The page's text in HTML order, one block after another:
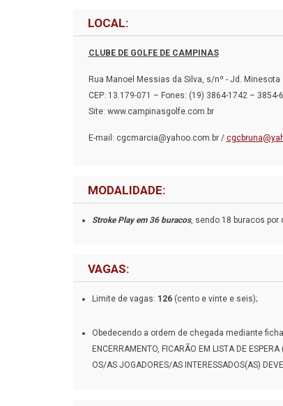
LOCAL:
CLUBE DE GOLFE DE CAMPINAS
Rua Manoel Messias da Silva, s/nº - Jd. Minesota
CEP: 13.179-071 – Fones: (19) 3864-1742 – 3854-
Site: www.campinasgolfe.com.br
E-mail: cgcmarcia@yahoo.com.br /
MODALIDADE:
Stroke Play em 36 buracos, sendo 18 buracos por
VAGAS:
Limite de vagas: 126(cento e vinte e seis);
Obedecendo a ordem de chegada mediante ficha e
ENCERRAMENTO, FICARÃO EM LISTA DE
OS/AS JOGADORES/AS INTERESSADOS(AS)